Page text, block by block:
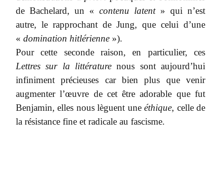
de Bachelard, un « contenu latent » qui n’est
autre, le rapprochant de Jung, que celui d’une
« domination hitlérienne »).
Pour cette seconde raison, en particulier, ces
Lettres sur la littérature nous sont aujourd’hui
infiniment précieuses car bien plus que venir
augmenter l’œuvre de cet être adorable que fut
Benjamin, elles nous lèguent uneéthique, celle de
la résistance fine et radicale au fascisme.